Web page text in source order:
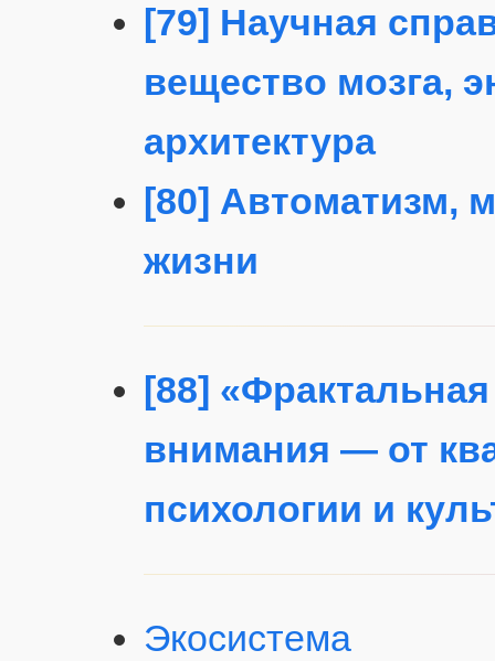
[79] Научная
вещество мозга,
архитектура
[80] Автоматизм,
жизни
[88]
внимания — от
психологии и
Экосистема